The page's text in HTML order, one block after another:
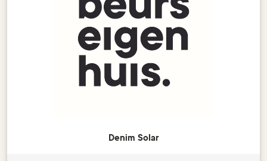
Denim Solar